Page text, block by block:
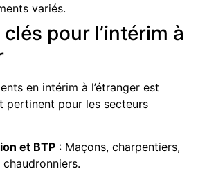
variés.
pour l’intérim à
en intérim à l’étranger est
pertinent pour les secteurs
et BTP : Maçons, charpentiers,